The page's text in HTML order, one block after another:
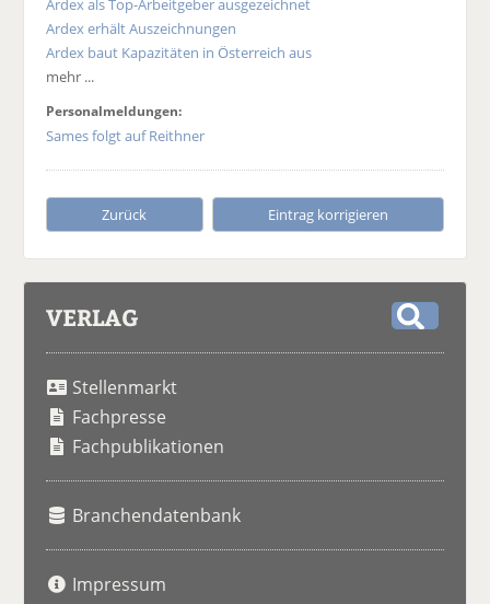
Ardex als Top-Arbeitgeber ausgezeichnet
Ardex erhält Auszeichnungen
Ardex baut Kapazitäten in Österreich aus
mehr ...
Personalmeldungen:
Sames folgt auf Reithner
Zurück Eintrag korrigieren
VERLAG
Stellenmarkt
Fachpresse
Fachpublikationen
Branchendatenbank
Impressum